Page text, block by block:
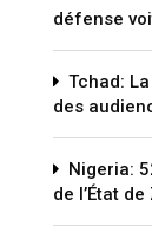
défense
Tchad:
des
Nigeria:
de l’État